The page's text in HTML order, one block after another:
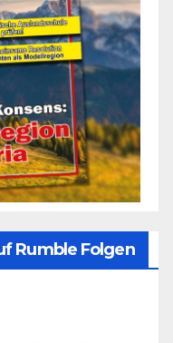
Rumble Folgen